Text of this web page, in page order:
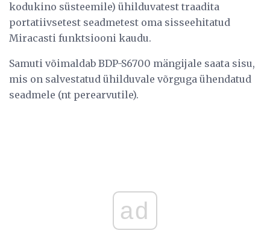
kodukino süsteemile) ühilduvatest traadita
portatiivsetest seadmetest oma sisseehitatud
Miracasti funktsiooni kaudu.
Samuti võimaldab BDP-S6700 mängijale saata sisu,
mis on salvestatud ühilduvale võrguga ühendatud
seadmele (nt perearvutile).
ad